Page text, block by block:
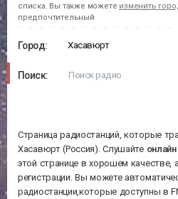
списка. Вы также можете изменить
предпочтительный
Город:
Поиск:
Страница радиостанций, которые
Хасавюрт (Россия). Слушайте
этой странице в хорошем качестве,
регистрации. Вы можете
радиостанции,которые доступны в